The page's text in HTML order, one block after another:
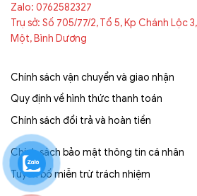
Zalo: 0762582327
Trụ sở: Số 705/77/2, Tổ 5, Kp Chánh Lộc
Một, Bình Dương
Chính sách vận chuyển và giao nhận
Quy định về hình thức thanh toán
Chính sách đổi trả và hoàn tiền
Chính sách bảo mật thông tin cá nhân
Tuyên bố miễn trừ trách nhiệm